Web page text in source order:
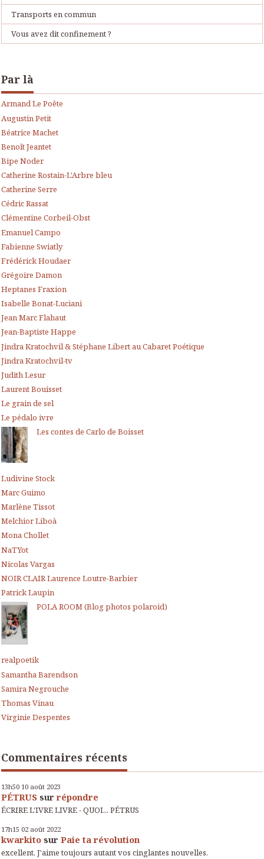
Transports en commun
Vous avez dit confinement ?
Par là
Armand Le Poête
Augustin Petit
Béatrice Machet
Benoît Jeantet
Bipe Noder
Catherine Rostain-L'Arbre bleu
Catherine Serre
Cédric Rassat
Clémentine Corbeil-Obst
Emanuel Campo
Fabienne Swiatly
Frédérick Houdaer
Grégoire Damon
Heptanes Fraxion
Isabelle Bonat-Luciani
Jean Marc Flahaut
Jean-Baptiste Happe
Jindra Kratochvil & Stéphane Libert au Cabaret Poétique
Jindra Kratochvil-tv
Judith Lesur
Laurent Bouisset
Le grain de sel
Le pédalo ivre
Les contes de Carlo de Boisset
Ludivine Stock
Marc Guimo
Marlène Tissot
Melchior Liboà
Mona Chollet
NaTYot
Nicolas Vargas
NOIR CLAIR Laurence Loutre-Barbier
Patrick Laupin
POLA ROOM (Blog photos polaroid)
realpoetik
Samantha Barendson
Samira Negrouche
Thomas Vinau
Virginie Despentes
Commentaires récents
13h50 10 août 2023
PÉTRUS surrépondre
ÉCRIRE L'IVRE LIVRE - QUOI... PÉTRUS
17h15 02 août 2022
kwarkito sur Paie ta révolution
excellent. J'aime toujours autant vos cinglantes nouvelles.